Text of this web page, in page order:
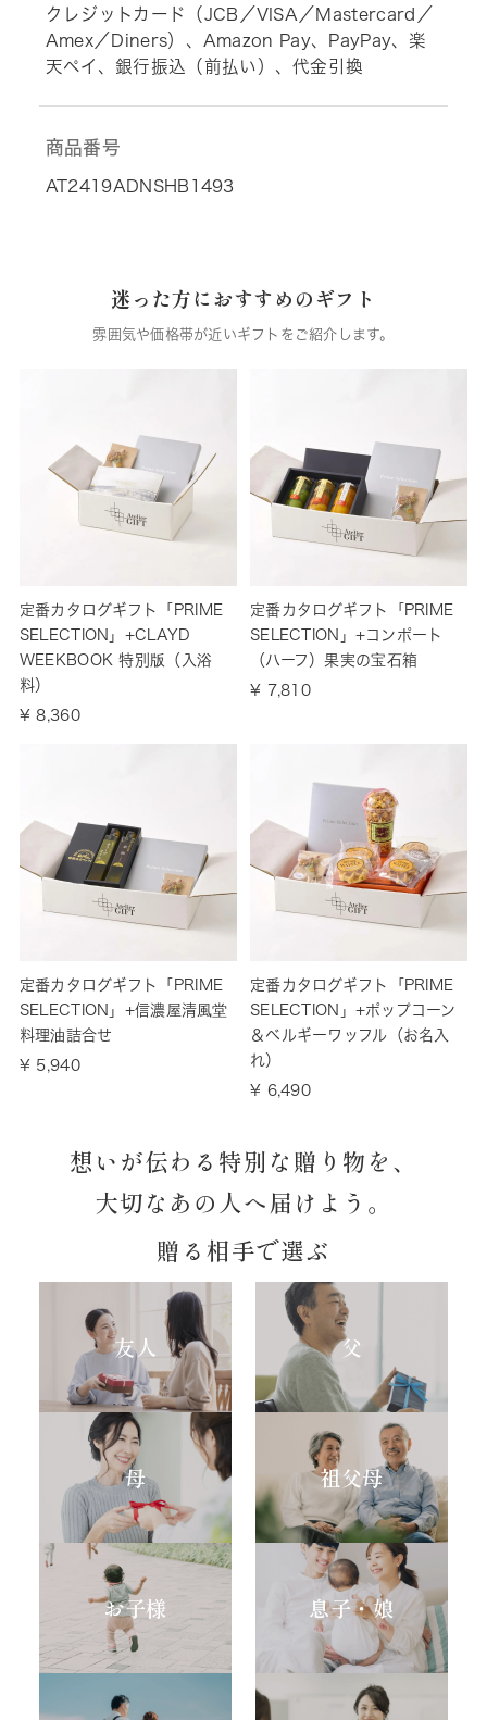
クレジットカード（JCB／VISA／Mastercard／
Amex／Diners）、Amazon Pay、PayPay、楽
天ペイ、銀行振込（前払い）、代金引換
商品番号
AT2419ADNSHB1493
迷った方におすすめのギフト
雰囲気や価格帯が近いギフトをご紹介します。
定番カタログギフト「PRIME
SELECTION」+CLAYD
WEEKBOOK 特別版（入浴
料）
¥ 8,360
定番カタログギフト「PRIME
SELECTION」+コンポート
（ハーフ）果実の宝石箱
¥ 7,810
定番カタログギフト「PRIME
SELECTION」+信濃屋清風堂
料理油詰合せ
¥ 5,940
定番カタログギフト「PRIME
SELECTION」+ポップコーン
＆ベルギーワッフル（お名入
れ）
¥ 6,490
想いが伝わる特別な贈り物を、
大切なあの人へ届けよう。
贈る相手で選ぶ
友人 父
母 祖父母
お子様 息子・娘